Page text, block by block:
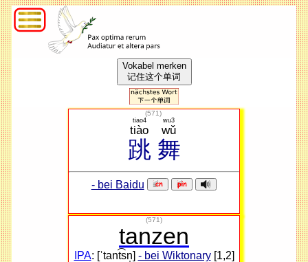
Vokabel merken
记住这个单词
(571)
跳
tiào
tiao4
舞
wǔ
wu3
- bei Baidu
(571)
tanzen
IPA: [ˈtant͡sn̩] - bei Wiktonary[1,2]